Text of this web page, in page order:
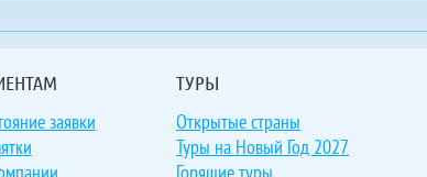
заявки
ТУРЫ
Открытые страны
Туры на Новый Год 2027